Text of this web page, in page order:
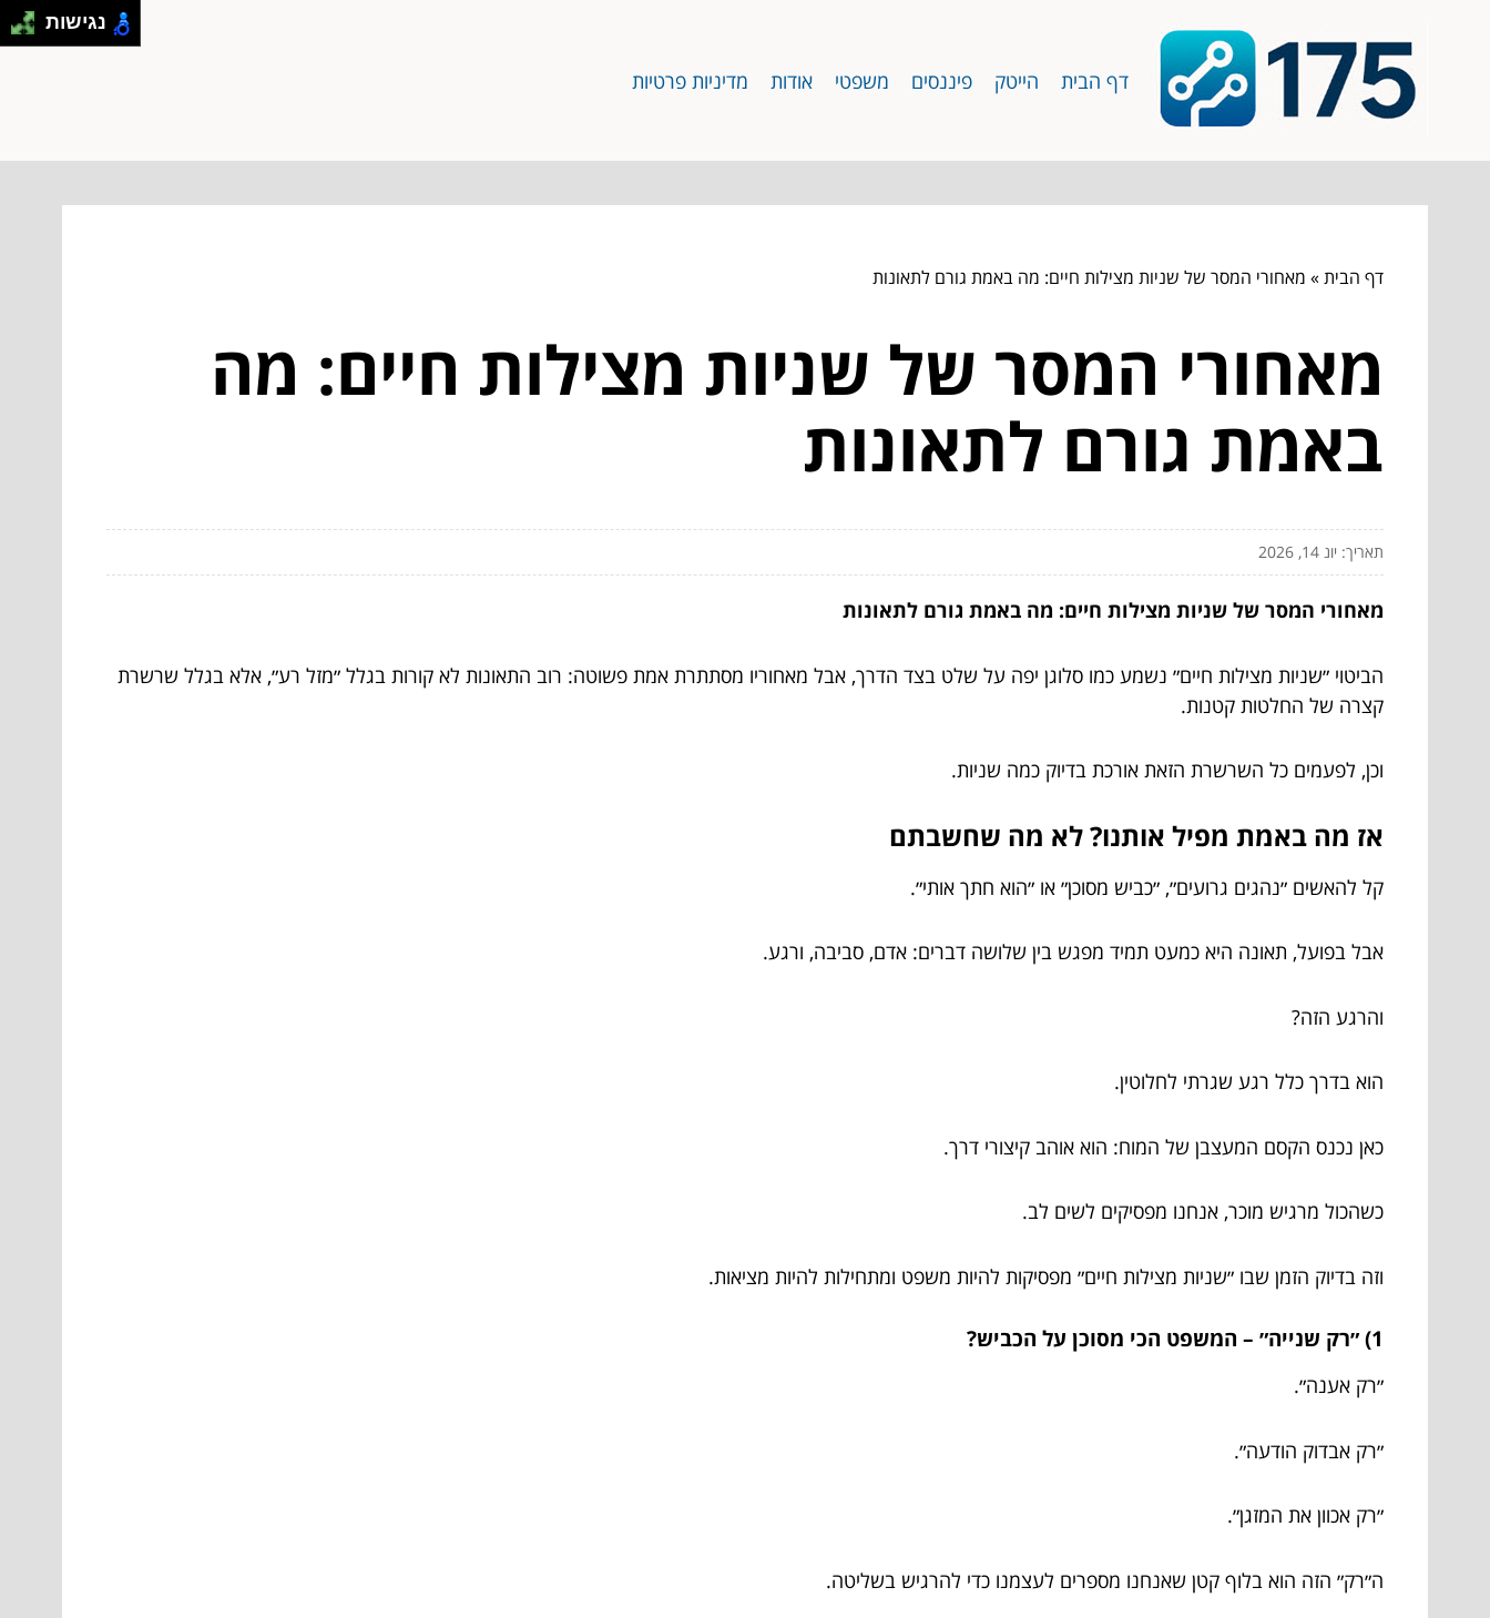
דף הבית הייטק פיננסים משפטי אודות מדיניות פרטיות
דף הבית» מאחורי המסר של שניות מצילות חיים: מה באמת גורם לתאונות
מאחורי המסר של שניות מצילות חיים: מה
באמת גורם לתאונות
תאריך: יונ 14, 2026
מאחורי המסר של שניות מצילות חיים: מה באמת גורם לתאונות
הביטוי ״שניות מצילות חיים״ נשמע כמו סלוגן יפה על שלט בצד הדרך, אבל מאחוריו מסתתרת אמת פשוטה: רוב התאונות לא קורות בגלל ״מזל רע״, אלא בגלל שרשרת
קצרה של החלטות קטנות.
וכן, לפעמים כל השרשרת הזאת אורכת בדיוק כמה שניות.
אז מה באמת מפיל אותנו? לא מה שחשבתם
קל להאשים ״נהגים גרועים״, ״כביש מסוכן״ או ״הוא חתך אותי״.
אבל בפועל, תאונה היא כמעט תמיד מפגש בין שלושה דברים: אדם, סביבה, ורגע.
והרגע הזה?
הוא בדרך כלל רגע שגרתי לחלוטין.
כאן נכנס הקסם המעצבן של המוח: הוא אוהב קיצורי דרך.
כשהכול מרגיש מוכר, אנחנו מפסיקים לשים לב.
וזה בדיוק הזמן שבו ״שניות מצילות חיים״ מפסיקות להיות משפט ומתחילות להיות מציאות.
1) ״רק שנייה״ – המשפט הכי מסוכן על הכביש?
״רק אענה״.
״רק אבדוק הודעה״.
״רק אכוון את המזגן״.
ה״רק״ הזה הוא בלוף קטן שאנחנו מספרים לעצמנו כדי להרגיש בשליטה.
נגישות